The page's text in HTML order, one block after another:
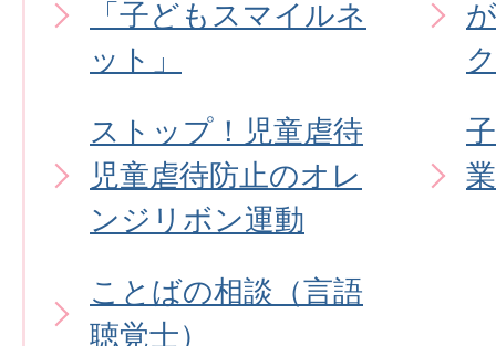
「子どもスマイルネ
ット」
ストップ！児童虐待
児童虐待防止のオレ
ンジリボン運動
業
ことばの相談（言語
聴覚士）